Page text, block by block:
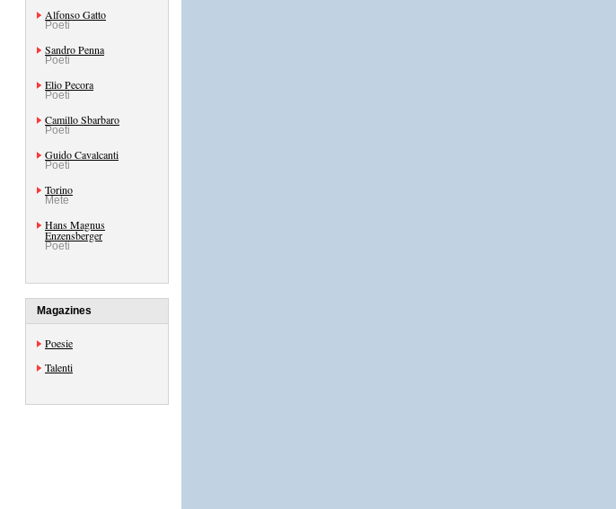
Alfonso Gatto
Poeti
Sandro Penna
Poeti
Elio Pecora
Poeti
Camillo Sbarbaro
Poeti
Guido Cavalcanti
Poeti
Torino
Mete
Hans Magnus
Enzensberger
Poeti
Magazines
Poesie
Talenti